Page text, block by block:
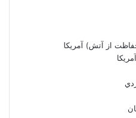
از آتش) آمریکا